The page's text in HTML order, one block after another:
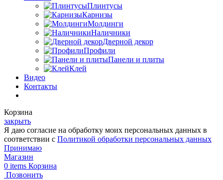
Плинтусы
Карнизы
Молдинги
Наличники
Дверной декор
Профили
Панели и плиты
Клей
Видео
Контакты
Корзина
закрыть
Я даю согласие на обработку моих персональных данных в
соответствии с Политикой обработки персональных данных
Принимаю
Магазин
0 items Корзина
Позвонить